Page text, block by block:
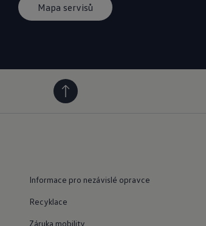
Mapa servisů
Informace pro nezávislé opravce
Recyklace
Záruka mobility